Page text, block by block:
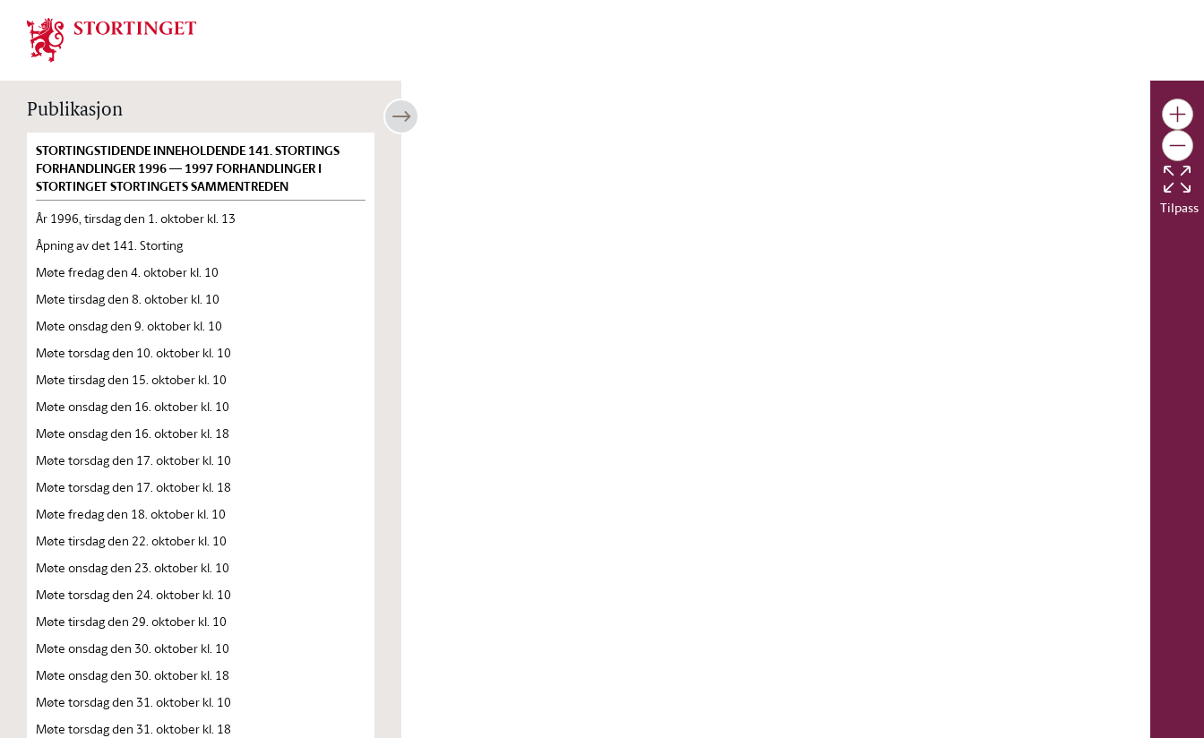
Stortinget.no
Publikasjon
STORTINGSTIDENDE INNEHOLDENDE 141. STORTINGS
FORHANDLINGER 1996 — 1997 FORHANDLINGER I
STORTINGET STORTINGETS SAMMENTREDEN
År 1996, tirsdag den 1. oktober kl. 13
Åpning av det 141. Storting
Møte fredag den 4. oktober kl. 10
Møte tirsdag den 8. oktober kl. 10
Møte onsdag den 9. oktober kl. 10
Møte torsdag den 10. oktober kl. 10
Møte tirsdag den 15. oktober kl. 10
Møte onsdag den 16. oktober kl. 10
Møte onsdag den 16. oktober kl. 18
Møte torsdag den 17. oktober kl. 10
Møte torsdag den 17. oktober kl. 18
Møte fredag den 18. oktober kl. 10
Møte tirsdag den 22. oktober kl. 10
Møte onsdag den 23. oktober kl. 10
Møte torsdag den 24. oktober kl. 10
Møte tirsdag den 29. oktober kl. 10
Møte onsdag den 30. oktober kl. 10
Møte onsdag den 30. oktober kl. 18
Møte torsdag den 31. oktober kl. 10
Møte torsdag den 31. oktober kl. 18